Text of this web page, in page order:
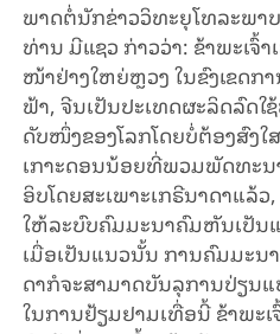
ພາດຕໍ່ນັກຂ່າວວິທະຍຸໂທລະພາບ
ທ່ານ ມີແຊວ ກ່າວວ່າ: ຂ້າພະເຈົ້າ
ໜ້າຢ່າງໃຫຍ່ຫຼວງໃນຂົງເຂດກ
ຟ້າ, ​ ຈີນເປັນປະເທດຜະລິດລົດໃຊ້
ດັບໜຶ່ງຂອງໂລກໂດຍບໍ່ຕ້ອງສົງໃສ
ເກາະດອນນ້ອຍທີ່ພວມພັດທະນ
ອິບໂດຍສະເພາະເກຣີນາດາແລ້ວ,
ໃຫ້ລະບົບຄົມມະນາຄົມຫັນເປັນ
ເມື່ອເປັນແນວນັ້ນ ການຄົມມະນາ
ດາກໍຈະສາມາດບັນລຸການປ່ຽນ
ໃນການຢ້ຽມຢາມເທື່ອນີ້ຂ້າພະ